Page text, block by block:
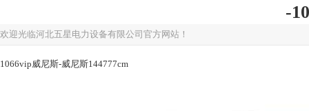
-
欢迎光临河北五星电力设备有限公司官方网站！
1066vip威尼斯-威尼斯144777cm